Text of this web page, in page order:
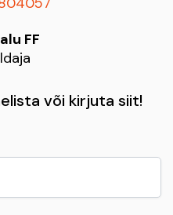
FF
või kirjuta siit!